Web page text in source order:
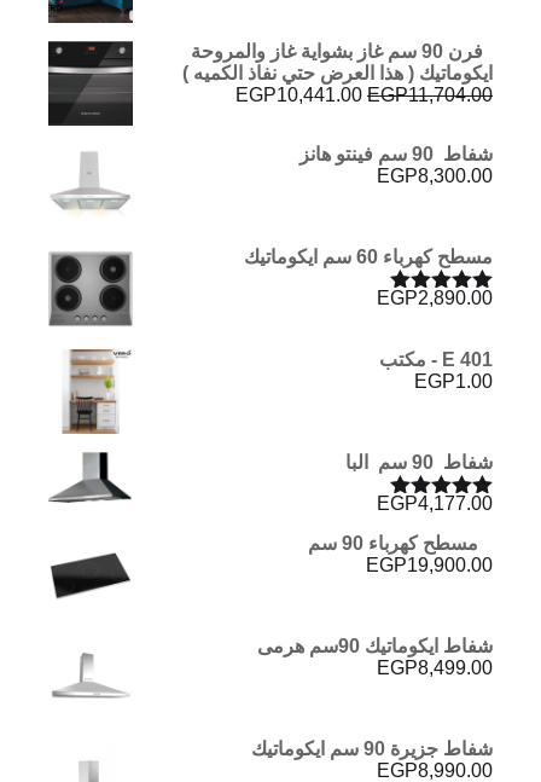
فرن 90 سم غاز بشواية غاز والمروحة
ايكوماتيك ( هذا العرض حتي نفاذ الكميه )
EGP11,704.00
السعر
EGP11,704.00.
EGP10,441.00
شفاط 90 سم فينتو هانز
EGP8,300.00
مسطح كهرباء 60 سم ايكوماتيك
تم التقييمEGP2,890.00
E 401 - مكتب
EGP1.00
شفاط 90 سم البا
تم التقييم
من 5
EGP4,177.00
مسطح كهرباء 90 سم
EGP19,900.00
شفاط ايكوماتيك 90سم هرمى
EGP8,499.00
شفاط جزيرة 90 سم ايكوماتيك
EGP8,990.00